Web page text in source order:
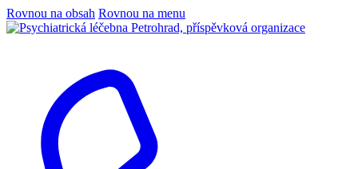
Rovnou na obsah Rovnou na menu